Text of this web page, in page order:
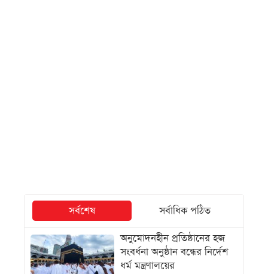
সর্বশেষ
সর্বাধিক পঠিত
অনুমোদনহীন প্রতিষ্ঠানের হজ
সংবর্ধনা অনুষ্ঠান বন্ধের নির্দেশ
ধর্ম মন্ত্রণালয়ের